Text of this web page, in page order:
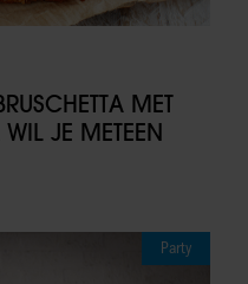
MET
JE METEEN
Party